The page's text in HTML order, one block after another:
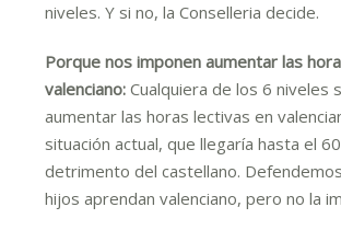
niveles. Y si no, la Conselleria decide.
Porque nos imponen aumentar las
valenciano: Cualquiera de los 6 niveles
aumentar las horas lectivas en
situación actual, que llegaría hasta el
detrimento del castellano.
hijos aprendan valenciano, pero no la